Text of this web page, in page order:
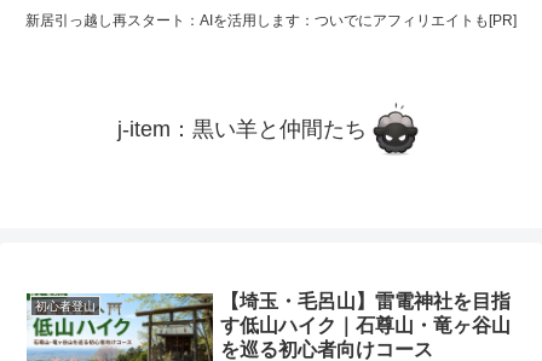
新居引っ越し再スタート：AIを活用します：ついでにアフィリエイトも[PR]
j-item：黒い羊と仲間たち
初心者登山
【埼玉・毛呂山】雷電神社を目指
す低山ハイク｜石尊山・竜ヶ谷山
を巡る初心者向けコース